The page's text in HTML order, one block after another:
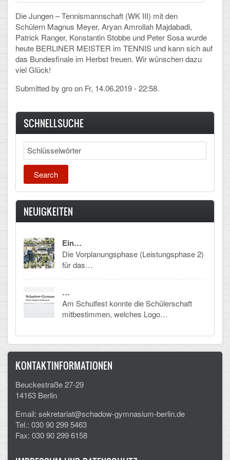
Schulalbum
SCHULLEBEN
Kollegium
Schulleitung
Schülervertretung
Gesamtelternvertretung
Sekretariat
Ganztagsschule
Schulsozialarbeit
Arbeitsgemeinschaften
Klima-Projekt
Förderverein
FÄCHER
Deutsch und Fremdsprachen
Ethik, Philosophie und Religion
Gesellschaftswissenschaften
Die Jungen – Tennismannschaft (WK III) mit den
Schülern Magnus Meyer, Aryan Amrollah Majdabadi,
Patrick Ranger, Konstantin Stobbe und Peter Sosawurde
heute BERLINER MEISTER im TENNIS und kann sich auf
das Bundesfinale im Herbst freuen. Wir wünschen dazu
viel Glück!
Submitted by groon Fr, 14.06.2019 - 22:58.
SCHNELLSUCHE
Search
NEUIGKEITEN
Ein…
Die Vorplanungsphase (Leistungsphase 2)
für das…
…
Am Schulfest konnte die Schülerschaft
mitbestimmen, welches Logo…
KONTAKTINFORMATIONEN
Beuckestraße 27-29
14163 Berlin
Email: sekretariat@schadow-gymnasium-berlin.de
Tel.: 030 90 299 5463
Fax: 030 90 299 6158